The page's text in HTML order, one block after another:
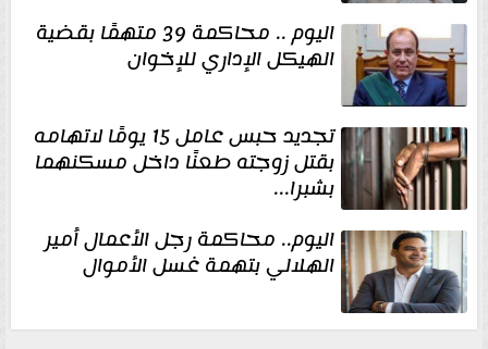
اليوم .. محاكمة 39 متهمًا بقضية
الهيكل الإداري للإخوان
تجديد حبس عامل 15 يومًا لاتهامه
بقتل زوجته طعنًا داخل مسكنهما
بشبرا...
اليوم.. محاكمة رجل الأعمال أمير
الهلالي بتهمة غسل الأموال